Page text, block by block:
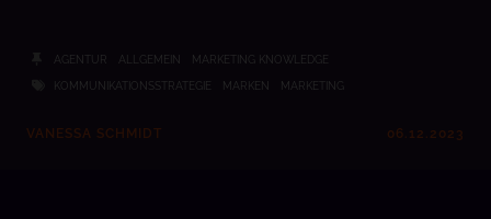
AGENTUR ALLGEMEIN MARKETING KNOWLEDGE
KOMMUNIKATIONSSTRATEGIE MARKEN MARKETING
VANESSA SCHMIDT 06.12.2023